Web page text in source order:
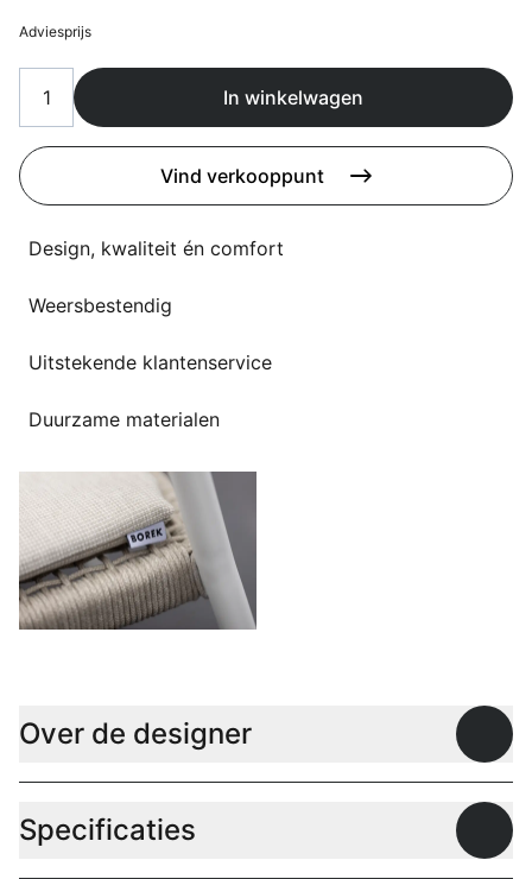
Deals
Flagship stores
Contact
Support
Nieuws
Events
Taalkeuze
Adviesprijs
In winkelwagen
Vind verkooppunt
Design, kwaliteit én comfort
Weersbestendig
Uitstekende klantenservice
Duurzame materialen
Over de designer
Specificaties